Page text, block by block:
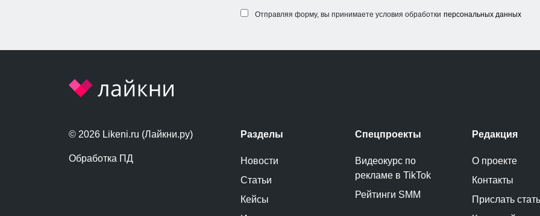
Отправляя форму, вы принимаете условия обработки персональных данных
© 2026 Likeni.ru (Лайкни.ру)
Обработка ПД
Разделы
Новости
Статьи
Кейсы
Спецпроекты
Видеокурс по
рекламе в TikTok
Рейтинги SMM
Редакция
О проекте
Контакты
Прислать